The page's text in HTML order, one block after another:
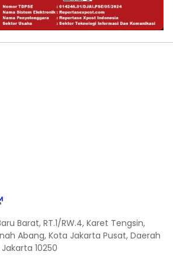
Barat, RT.1/RW.4, Karet Tengsin,
Abang, Kota Jakarta Pusat, Daerah
10250